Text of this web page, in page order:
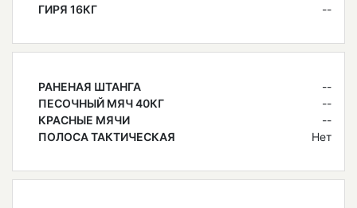
ГИРЯ 16КГ
--
РАНЕНАЯ ШТАНГА
--
ПЕСОЧНЫЙ МЯЧ 40КГ
--
КРАСНЫЕ МЯЧИ
--
ПОЛОСА ТАКТИЧЕСКАЯ
Нет